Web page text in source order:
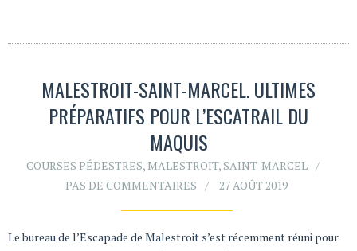
MALESTROIT-SAINT-MARCEL. ULTIMES
PRÉPARATIFS POUR L’ESCATRAIL DU
MAQUIS
COURSES PÉDESTRES, MALESTROIT,SAINT-MARCEL
PAS DE COMMENTAIRES
27 AOÛT 2019
Le bureau de l’Escapade de Malestroit s’est récemment réuni pour